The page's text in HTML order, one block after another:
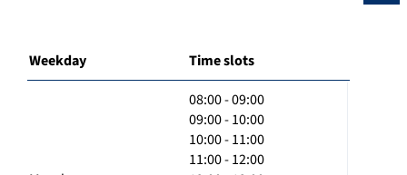
Weekday Time slots
08:00 - 09:00
09:00 - 10:00
10:00 - 11:00
11:00 - 12:00